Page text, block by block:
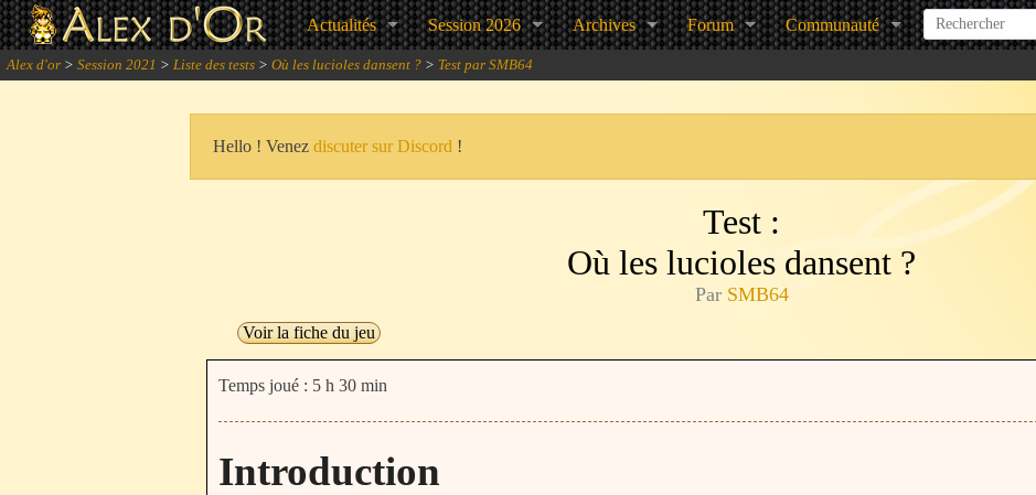
Actualités Session 2026 Archives Forum Communauté
Alex d'or > Session 2021 > Liste des tests > Où les lucioles dansent ? > Test par SMB64
Hello ! Venez discuter sur Discord !
Test :
Où les lucioles dansent ?
Par SMB64
Voir la fiche du jeu
Temps joué : 5 h 30 min
Introduction